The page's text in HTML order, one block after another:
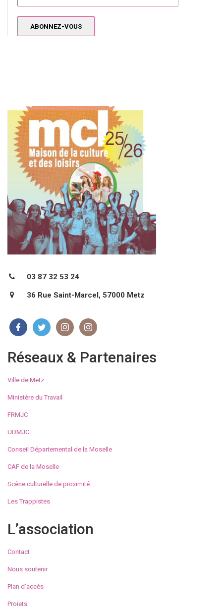
03 87 32 53 24
36 Rue Saint-Marcel, 57000 Metz
Réseaux & Partenaires
Ville de Metz
Ministère du Travail
FRMJC
UDMJC
Conseil Départemental de la Moselle
CAF de la Moselle
Scène culturelle de proximité
Les Trappistes
L’association
Contact
Nous soutenir
Plan d’accès
Projets